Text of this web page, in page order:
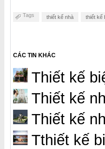
Tags thiết kế nhà thiết kế
CÁC TIN KHÁC
Thiết kế
Thiết kế
Thiết kế
Tthiết kế